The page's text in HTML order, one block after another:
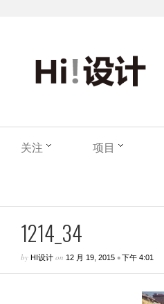
关注 项目
1214_34
by HI设计 on 12 月 19, 2015 •下午 4:01